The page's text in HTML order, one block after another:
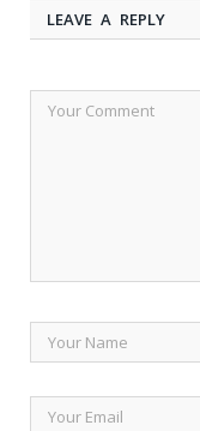
LEAVE A REPLY